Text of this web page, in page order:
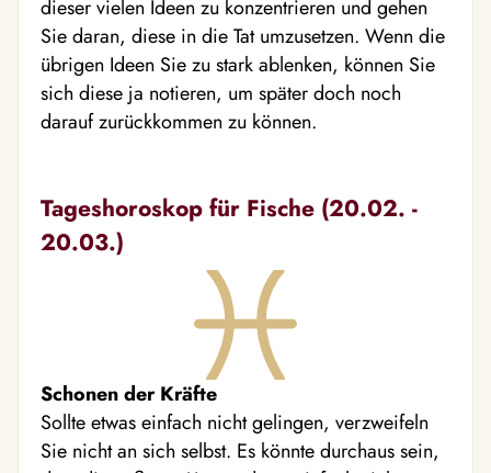
dieser vielen Ideen zu konzentrieren und gehen
Sie daran, diese in die Tat umzusetzen. Wenn die
übrigen Ideen Sie zu stark ablenken, können Sie
sich diese ja notieren, um später doch noch
darauf zurückkommen zu können.
Tageshoroskop für Fische (20.02. -
20.03.)
Schonen der Kräfte
Sollte etwas einfach nicht gelingen, verzweifeln
Sie nicht an sich selbst. Es könnte durchaus sein,